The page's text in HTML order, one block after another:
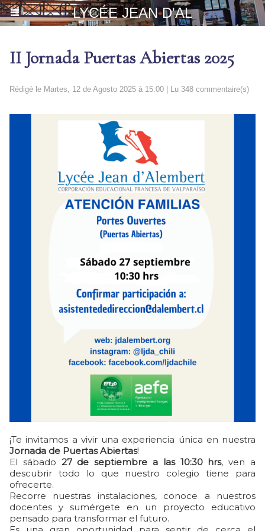
LYCÉE JEAN D'AL
II Jornada Puertas Abiertas 2025
Rédigé le Martes, 12 de Agosto 2025 à 15:00 | Lu 348 commentaire(s)
¡Te invitamos a vivir una experiencia única en nuestra
Jornada de Puertas Abiertas!
El sábado 27 de septiembre a las 10:30 hrs, ven a
descubrir todo lo que nuestro colegio tiene para
ofrecerte.
Recorre nuestras instalaciones, conoce a nuestros
docentes y sumérgete en un proyecto educativo
pensado para transformar el futuro.